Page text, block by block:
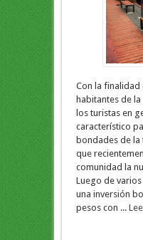
Con la finalidad
habitantes de
los turistas en
característico
bondades de la
que
comunidad la
Luego de
una inversión
pesos con ...